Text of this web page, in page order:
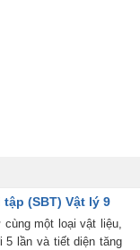
tập (SBT) Vật lý 9
một loại vật liệu,
5 lần và tiết diện tăng